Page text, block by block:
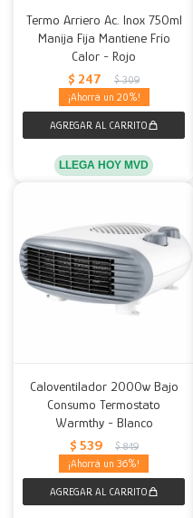
Termo Arriero Ac. Inox 750ml
Manija Fija Mantiene Frío
Calor - Rojo
$ 247 $ 309
20
LLEGA HOY MVD
Caloventilador 2000w Bajo
Consumo Termostato
Warmthy - Blanco
$ 539 $ 849
36